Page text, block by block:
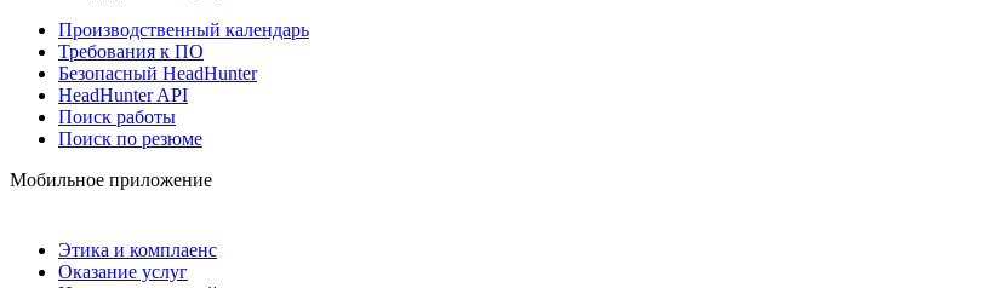
Производственный календарь
Требования к ПО
Безопасный HeadHunter
HeadHunter API
Поиск работы
Поиск по резюме
Мобильное приложение
Этика и комплаенс
Оказание услуг